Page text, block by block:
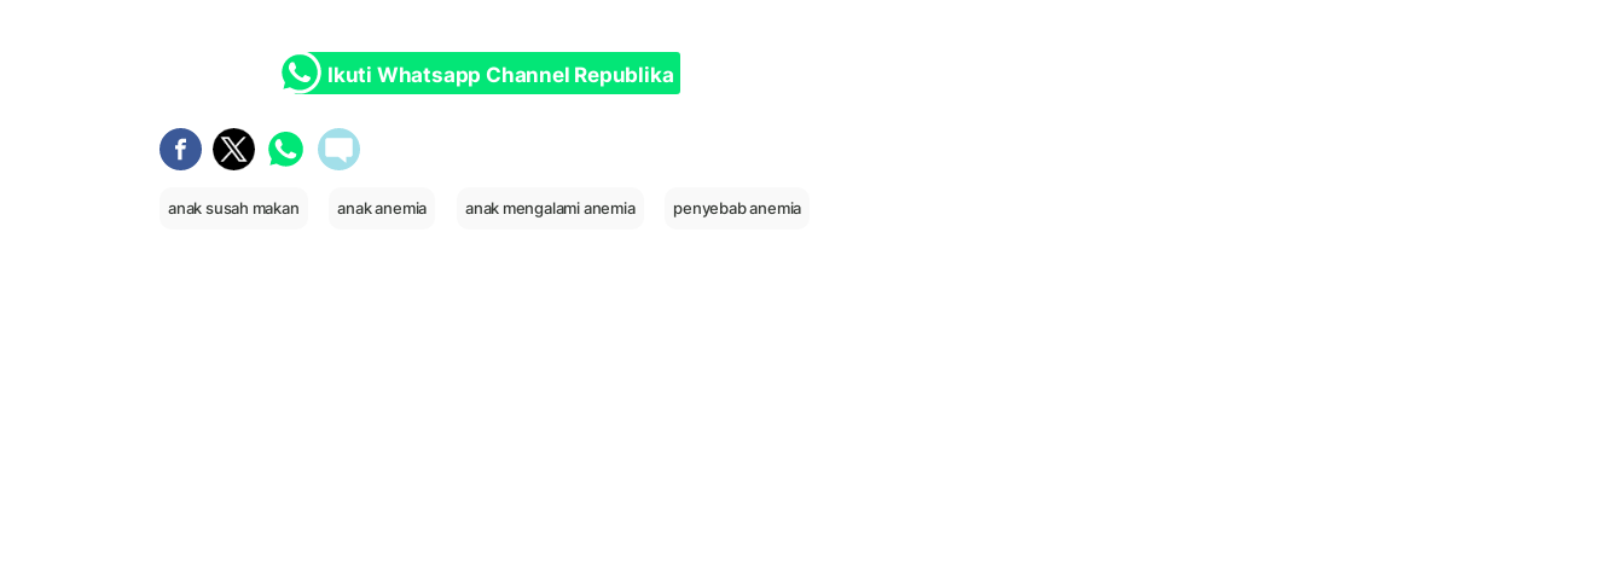
Ikuti Whatsapp Channel Republika
anak susah makan anak anemia anak mengalami anemia penyebab anemia